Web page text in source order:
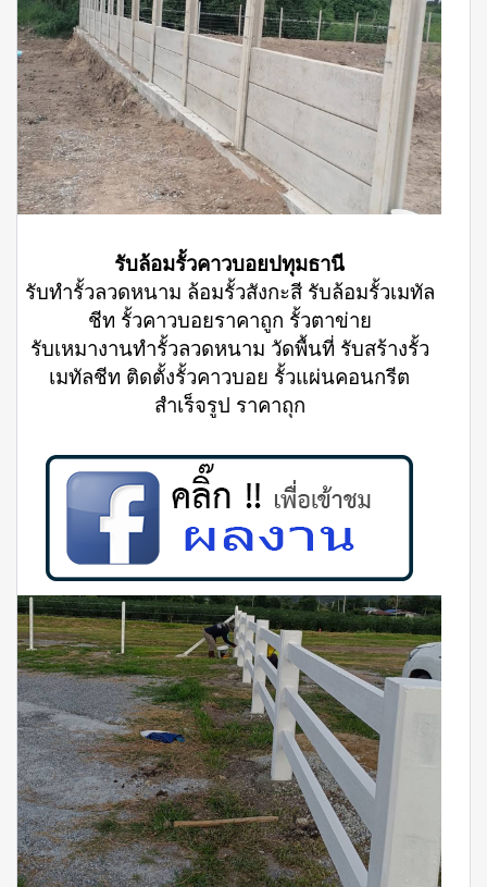
รับล้อมรั้วคาวบอยปทุมธานี
รับทำรั้วลวดหนาม ล้อมรั้วสังกะสี รับล้อมรั้วเมทัล
ชีท รั้วคาวบอยราคาถูก รั้วตาข่าย
รับเหมางานทำรั้วลวดหนาม วัดพื้นที่ รับสร้างรั้ว
เมทัลชีท ติดตั้งรั้วคาวบอย รั้วแผ่นคอนกรีต
สำเร็จรูป ราคาถุก